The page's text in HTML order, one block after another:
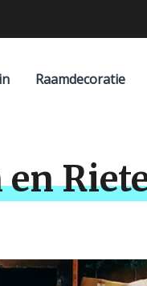
Raamdecoratie